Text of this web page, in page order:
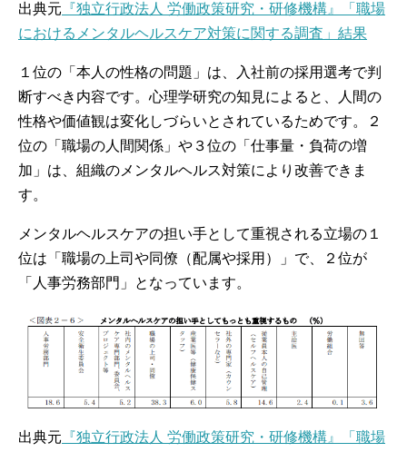
出典元 『独立行政法人 労働政策研究・研修機構』「職場
におけるメンタルヘルスケア対策に関する調査」結果
１位の「本人の性格の問題」は、入社前の採用選考で判
断すべき内容です。心理学研究の知見によると、人間の
性格や価値観は変化しづらいとされているためです。２
位の「職場の人間関係」や３位の「仕事量・負荷の増
加」は、組織のメンタルヘルス対策により改善できま
す。
メンタルヘルスケアの担い手として重視される立場の１
位は「職場の上司や同僚（配属や採用）」で、２位が
「人事労務部門」となっています。
出典元 『独立行政法人 労働政策研究・研修機構』「職場